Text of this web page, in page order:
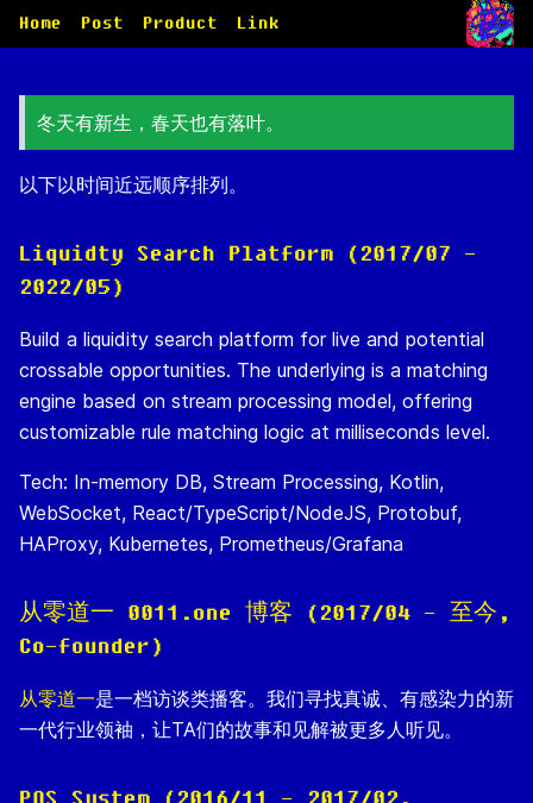
Home Post Product Link
冬天有新生，春天也有落叶。
以下以时间近远顺序排列。
Liquidty Search Platform (2017/07 -
2022/05)
Build a liquidity search platform for live and potential
crossable opportunities. The underlying is a matching
engine based on stream processing model, offering
customizable rule matching logic at milliseconds level.
Tech: In-memory DB, Stream Processing, Kotlin,
WebSocket, React/TypeScript/NodeJS, Protobuf,
HAProxy, Kubernetes, Prometheus/Grafana
从零道一 0011.one 博客 (2017/04 - 至今,
Co-founder)
从零道一是一档访谈类播客。我们寻找真诚、有感染力的新
一代行业领袖，让TA们的故事和见解被更多人听见。